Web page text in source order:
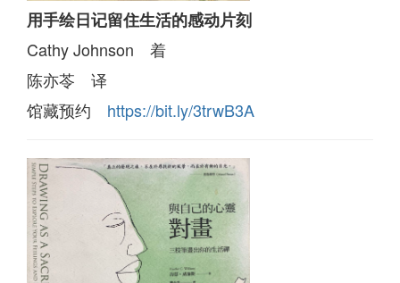
用手绘日记留住生活的感动片刻
Cathy Johnson 着
陈亦苓 译
馆藏预约 https://bit.ly/3trwB3A